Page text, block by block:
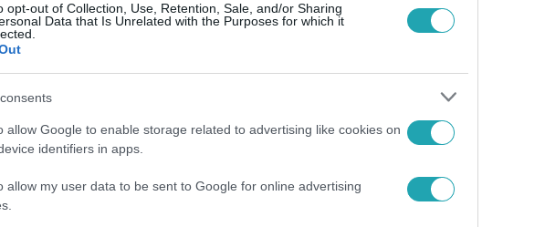
opt-out of Collection, Use, Retention, Sale, and/or Sharing
Data that Is Unrelated with the Purposes for which it
allow Google to enable storage related to advertising like cookies on
identifiers in apps.
allow my user data to be sent to Google for online advertising